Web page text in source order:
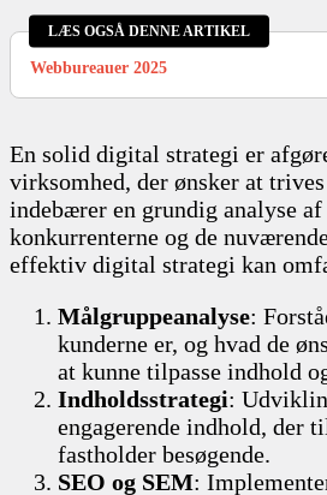
LÆS OGSÅ DENNE ARTIKEL
Webbureauer 2025
En solid digital strategi er
virksomhed, der ønsker at
indebærer en grundig analyse
konkurrenterne og de
effektiv digital strategi kan
Målgruppeanalyse:
kunderne er, og hvad de
at kunne tilpasse indhold
Indholdsstrategi:
engagerende indhold, der
fastholder besøgende.
SEO og SEM: